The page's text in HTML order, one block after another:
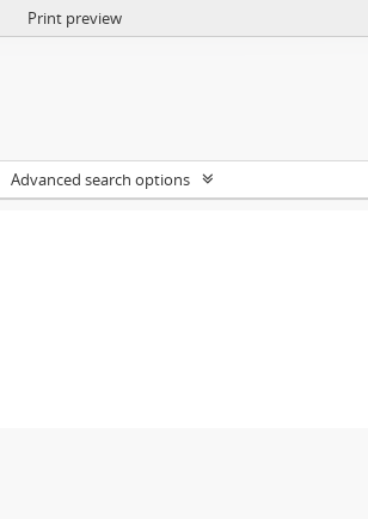
Print preview
Advanced search options